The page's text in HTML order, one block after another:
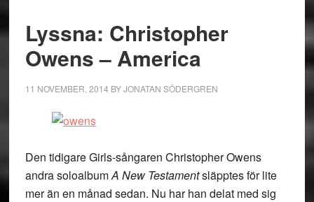
Lyssna: Christopher
Owens – America
11 NOVEMBER, 2014 BYJONATAN SÖDERGREN
Den tidigare Girls-sångaren Christopher Owens
andra soloalbumA New Testamentsläpptes för lite
mer än en månad sedan. Nu har han delat med sig